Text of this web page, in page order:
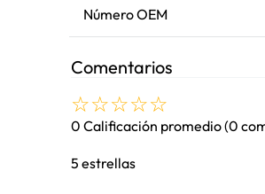
Número OEM
Comentarios
☆☆☆☆☆
0 Calificación promedio(0
5 estrellas